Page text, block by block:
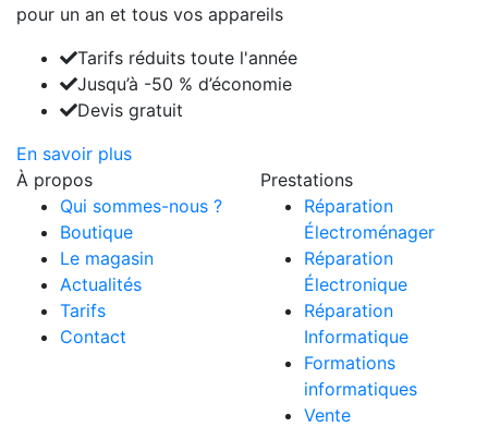
pour un an et tous vos appareils
Tarifs réduits toute l'année
Jusqu’à -50 % d’économie
Devis gratuit
En savoir plus
À propos
Qui sommes-nous ?
Boutique
Le magasin
Actualités
Tarifs
Contact
Prestations
Réparation
Électroménager
Réparation
Électronique
Réparation
Informatique
Formations
informatiques
Vente